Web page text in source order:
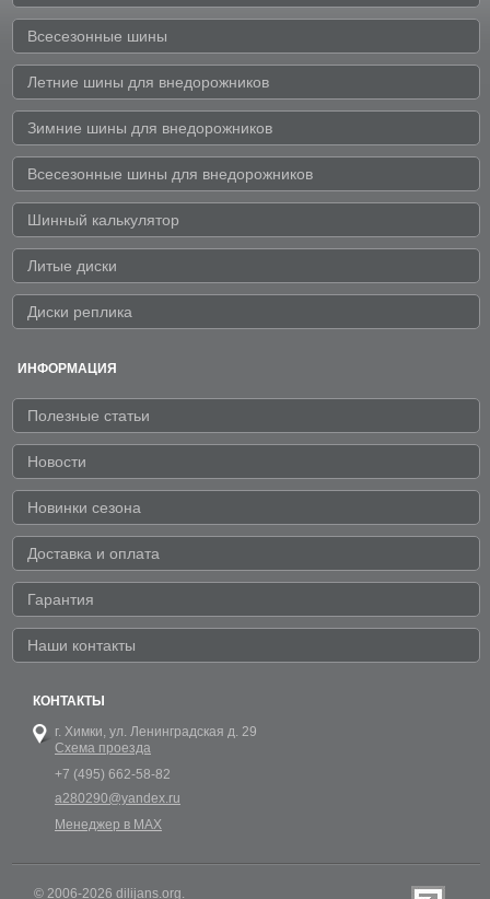
Всесезонные шины
Летние шины для внедорожников
Зимние шины для внедорожников
Всесезонные шины для внедорожников
Шинный калькулятор
Литые диски
Диски реплика
ИНФОРМАЦИЯ
Полезные статьи
Новости
Новинки сезона
Доставка и оплата
Гарантия
Наши контакты
КОНТАКТЫ
г. Химки, ул. Ленинградская д. 29
Схема проезда
+7 (495) 662-58-82
a280290@yandex.ru
Менеджер в MAX
© 2006-2026 dilijans.org.